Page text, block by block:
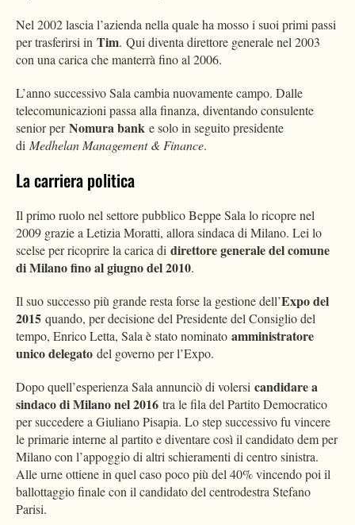
Nel 2002 lascia l’azienda nella quale ha mosso i suoi primi passi
per trasferirsi in Tim. Qui diventa direttore generale nel 2003
con una carica che manterrà fino al 2006.
L’anno successivo Sala cambia nuovamente campo. Dalle
telecomunicazioni passa alla finanza, diventando consulente
senior perNomura bank e solo in seguito presidente
di Medhelan Management & Finance.
La carriera politica
Il primo ruolo nel settore pubblico Beppe Sala lo ricopre nel
2009 grazie a Letizia Moratti, allora sindaca di Milano. Lei lo
scelse per ricoprire la carica di direttore generale del comune
di Milano fino al giugno del 2010.
Il suo successo più grande resta forse la gestione dell’Expo del
2015 quando, per decisione del Presidente del Consiglio del
tempo, Enrico Letta, Sala è stato nominato amministratore
unico delegato del governo per l’Expo.
Dopo quell’esperienza Sala annunciò di volersi candidare a
sindaco di Milano nel 2016 tra le fila del Partito Democratico
per succedere a Giuliano Pisapia. Lo step successivo fu vincere
le primarie interne al partito e diventare così il candidato dem per
Milano con l’appoggio di altri schieramenti di centro sinistra.
Alle urne ottiene in quel caso poco più del 40% vincendo poi il
ballottaggio finale con il candidato del centrodestra Stefano
Parisi.